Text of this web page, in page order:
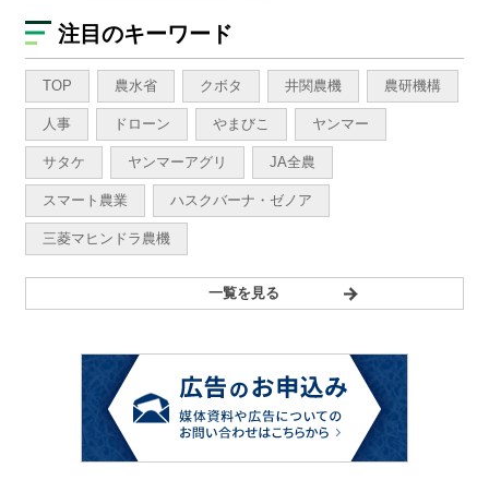
注目のキーワード
TOP 農水省 クボタ 井関農機 農研機構
人事 ドローン やまびこ ヤンマー
サタケ ヤンマーアグリ JA全農
スマート農業 ハスクバーナ・ゼノア
三菱マヒンドラ農機
一覧を見る